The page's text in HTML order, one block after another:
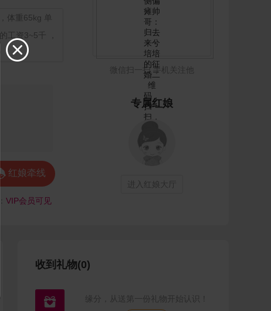
体重65kg 单
工资3~5千 ，
 红娘牵线
VIP会员可见
微信扫一扫 手机关注他
专属红娘
进入红娘大厅
收到礼物(0)
 缘分，从送第一份礼物开始认识！
